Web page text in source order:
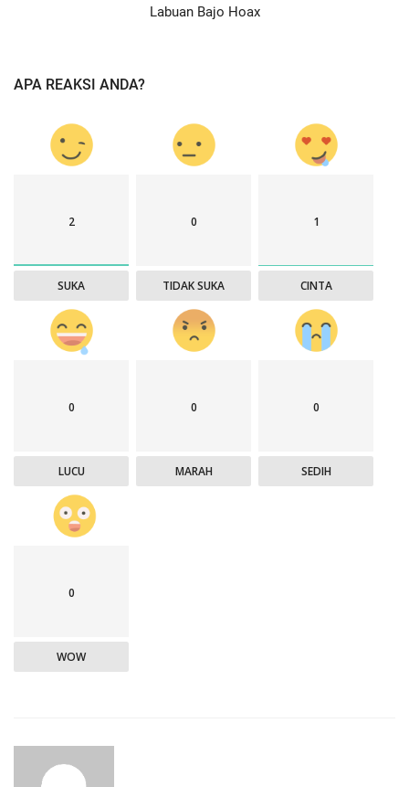
Labuan Bajo Hoax
APA REAKSI ANDA?
2
SUKA
0
TIDAK SUKA
1
CINTA
0
LUCU
0
MARAH
0
SEDIH
0
WOW